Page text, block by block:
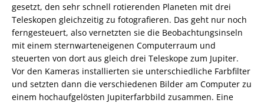
gesetzt, den sehr schnell rotierenden Planeten mit drei
Teleskopen gleichzeitig zu fotografieren. Das geht nur noch
ferngesteuert, also vernetzten sie die Beobachtungsinseln
mit einem sternwarteneigenen Computerraum und
steuerten von dort aus gleich drei Teleskope zum Jupiter.
Vor den Kameras installierten sie unterschiedliche Farbfilter
und setzten dann die verschiedenen Bilder am Computer zu
einem hochaufgelösten Jupiterfarbbild zusammen. Eine